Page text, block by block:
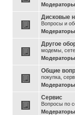
Дисковые
Вопросы и
Другое
модемы,
Общие
покупка,
Сервис
Вопросы по